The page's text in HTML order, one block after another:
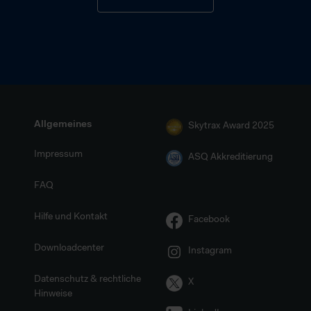
Allgemeines
Impressum
FAQ
Hilfe und Kontakt
Downloadcenter
Datenschutz & rechtliche
Hinweise
Skytrax Award 2025
ASQ Akkreditierung
Facebook
Instagram
X